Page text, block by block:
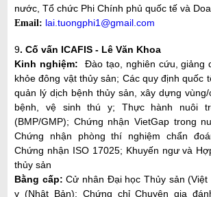
nước, Tổ chức Phi Chính phủ quốc tế và
Email: lai.tuongphi1@gmail.com
9. Cố vấn ICAFIS - Lê Văn Khoa
Kinh nghiệm:
Đào tạo, nghiên cứu, giảng
khỏe đông vật thủy sản; Các quy định quốc
quản lý dịch bệnh thủy sản, xây dựng
bệnh, vệ sinh thú y; Thực hành nuôi
(BMP/GMP); Chứng nhận VietGap trong
Chứng nhận phòng thí nghiệm chẩn
Chứng nhận ISO 17025; Khuyến ngư và
thủy sản
Bằng cấp: Cử nhân Đại học Thủy sản (Việt
y (Nhật Bản); Chứng chỉ Chuyên gia